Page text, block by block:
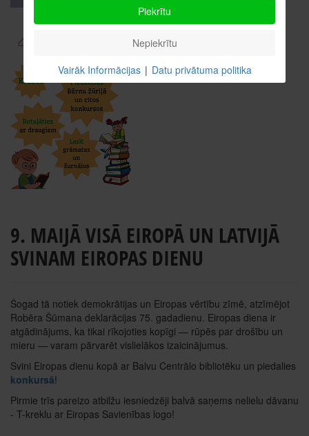
9. MAIJĀ VISĀ EIROPĀ UN LATVIJĀ
SVINAM EIROPAS DIENU
Šogad tā notiek demokrātijas un Eiropas vērtību zīmē, atzīmējot
Robēra Šūmana deklarācijas 75. gadadienu. Eiropas diena ir
atgādinājums, ka tikai rīkojoties kopīgi — rūpēs par drošību un
mieru — varam pārvarēt vislielākos izaicinājumus.
Svini Eiropas dienu kopā ar Balvu Centrālo bibliotēku un piedalies
konkursā!
Pirmie trīs pareizo atbilžu iesniedzēji balvā saņems nelielu dāvanu
- T-kreklu ar Eiropas Savienības logo!
Piekrītu
Nepiekrītu
Vairāk Informācijas | Datu privātuma politika